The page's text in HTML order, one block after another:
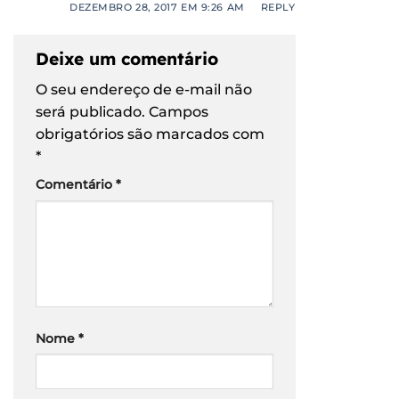
DEZEMBRO 28, 2017 EM 9:26 AM REPLY
Deixe um comentário
O seu endereço de e-mail não
será publicado. Campos
obrigatórios são marcados com
*
Comentário *
Nome *